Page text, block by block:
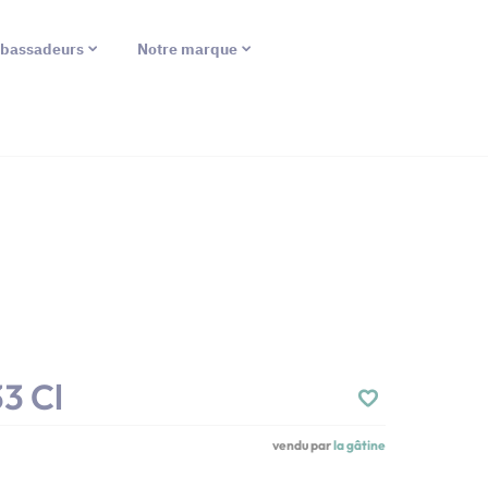
Notre marque
Cl
vendu parla gâtine